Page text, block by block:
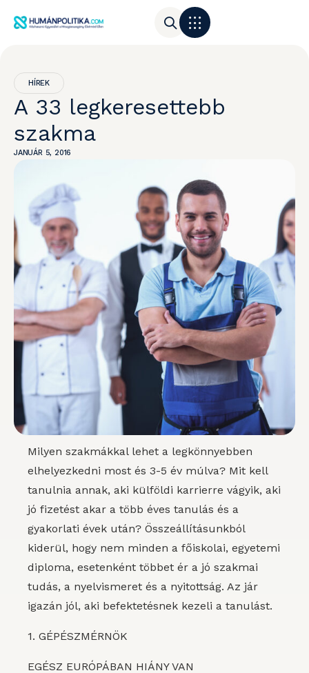
HÍREK
A 33 legkeresettebb
szakma
JANUÁR 5, 2016
Milyen szakmákkal lehet a legkönnyebben
elhelyezkedni most és 3-5 év múlva? Mit kell
tanulnia annak, aki külföldi karrierre vágyik, aki
jó fizetést akar a több éves tanulás és a
gyakorlati évek után? Összeállításunkból
kiderül, hogy nem minden a főiskolai, egyetemi
diploma, esetenként többet ér a jó szakmai
tudás, a nyelvismeret és a nyitottság. Az jár
igazán jól, aki befektetésnek kezeli a tanulást.
1. GÉPÉSZMÉRNÖK
EGÉSZ EURÓPÁBAN HIÁNY VAN